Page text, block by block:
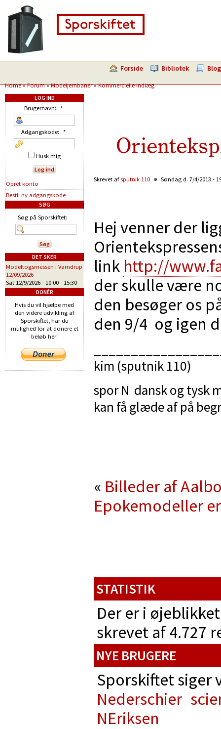
Forside Bibliotek Blog
Home»Forum»Modeljernbaner»Kommercielle indlæg
Skrevet afsputnik 110 Søndag d. 7/4/2013 -
Hej venner der
link http://
der skulle være
den besøger os
den 9/4 og igen
kim (sputnik 110)
spor N dansk og tysk
kan få glæde af på
« Billeder af
Epokemodeller
STATISTIK
Der er i
skrevet af 4.727
NYE BRUGERE
Sporskiftet
Nederschier
NEriksen
LOG IND
Brugernavn: *
Adgangskode: *
Husk mig
Opret konto
Bestil ny adgangskode
SØG
Søg på Sporskiftet:
DET SKER
Modeltogsmessen i Vamdrup
12/09/2026
Sat 12/9/2026 - 10:00 - 15:30
DONÉR
Hvis du vil hjælpe med
den videre udvikling af
Sporskiftet, har du
mulighed for at donere et
beløb her: